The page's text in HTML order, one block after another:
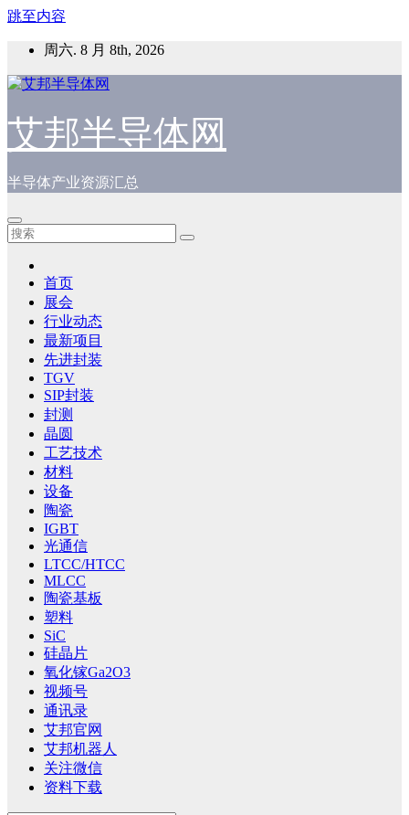
跳至内容
周六. 8 月 8th, 2026
艾邦半导体网
半导体产业资源汇总
首页
展会
行业动态
最新项目
先进封装
TGV
SIP封装
封测
晶圆
工艺技术
材料
设备
陶瓷
IGBT
光通信
LTCC/HTCC
MLCC
陶瓷基板
塑料
SiC
硅晶片
氧化镓Ga2O3
视频号
通讯录
艾邦官网
艾邦机器人
关注微信
资料下载